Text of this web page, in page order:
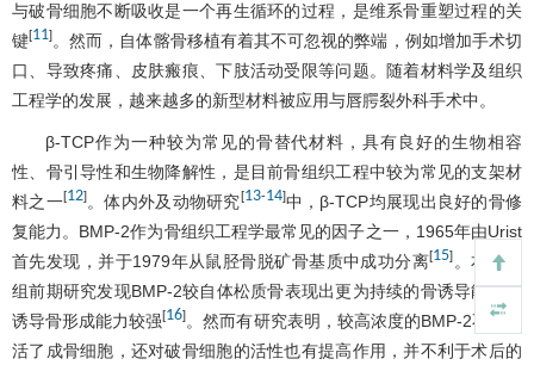
与破骨细胞不断吸收是一个再生循环的过程，是维系骨重塑过程的关
键[11] 。然而，自体髂骨移植有着其不可忽视的弊端，例如增加手术切
口、导致疼痛、皮肤瘢痕、下肢活动受限等问题。随着材料学及组织
工程学的发展，越来越多的新型材料被应用与唇腭裂外科手术中。
β-TCP作为一种较为常见的骨替代材料，具有良好的生物相容
性、骨引导性和生物降解性，是目前骨组织工程中较为常见的支架材
料之一[12]。体内外及动物研究[13-14]中，β-TCP均展现出良好的骨修
复能力。BMP-2作为骨组织工程学最常见的因子之一，1965年由Urist
首先发现，并于1979年从鼠胫骨脱矿骨基质中成功分离[15] 。本课题
组前期研究发现BMP-2较自体松质骨表现出更为持续的骨诱导能力，
诱导骨形成能力较强[16] 。然而有研究表明，较高浓度的BMP-2不仅激
活了成骨细胞，还对破骨细胞的活性也有提高作用，并不利于术后的